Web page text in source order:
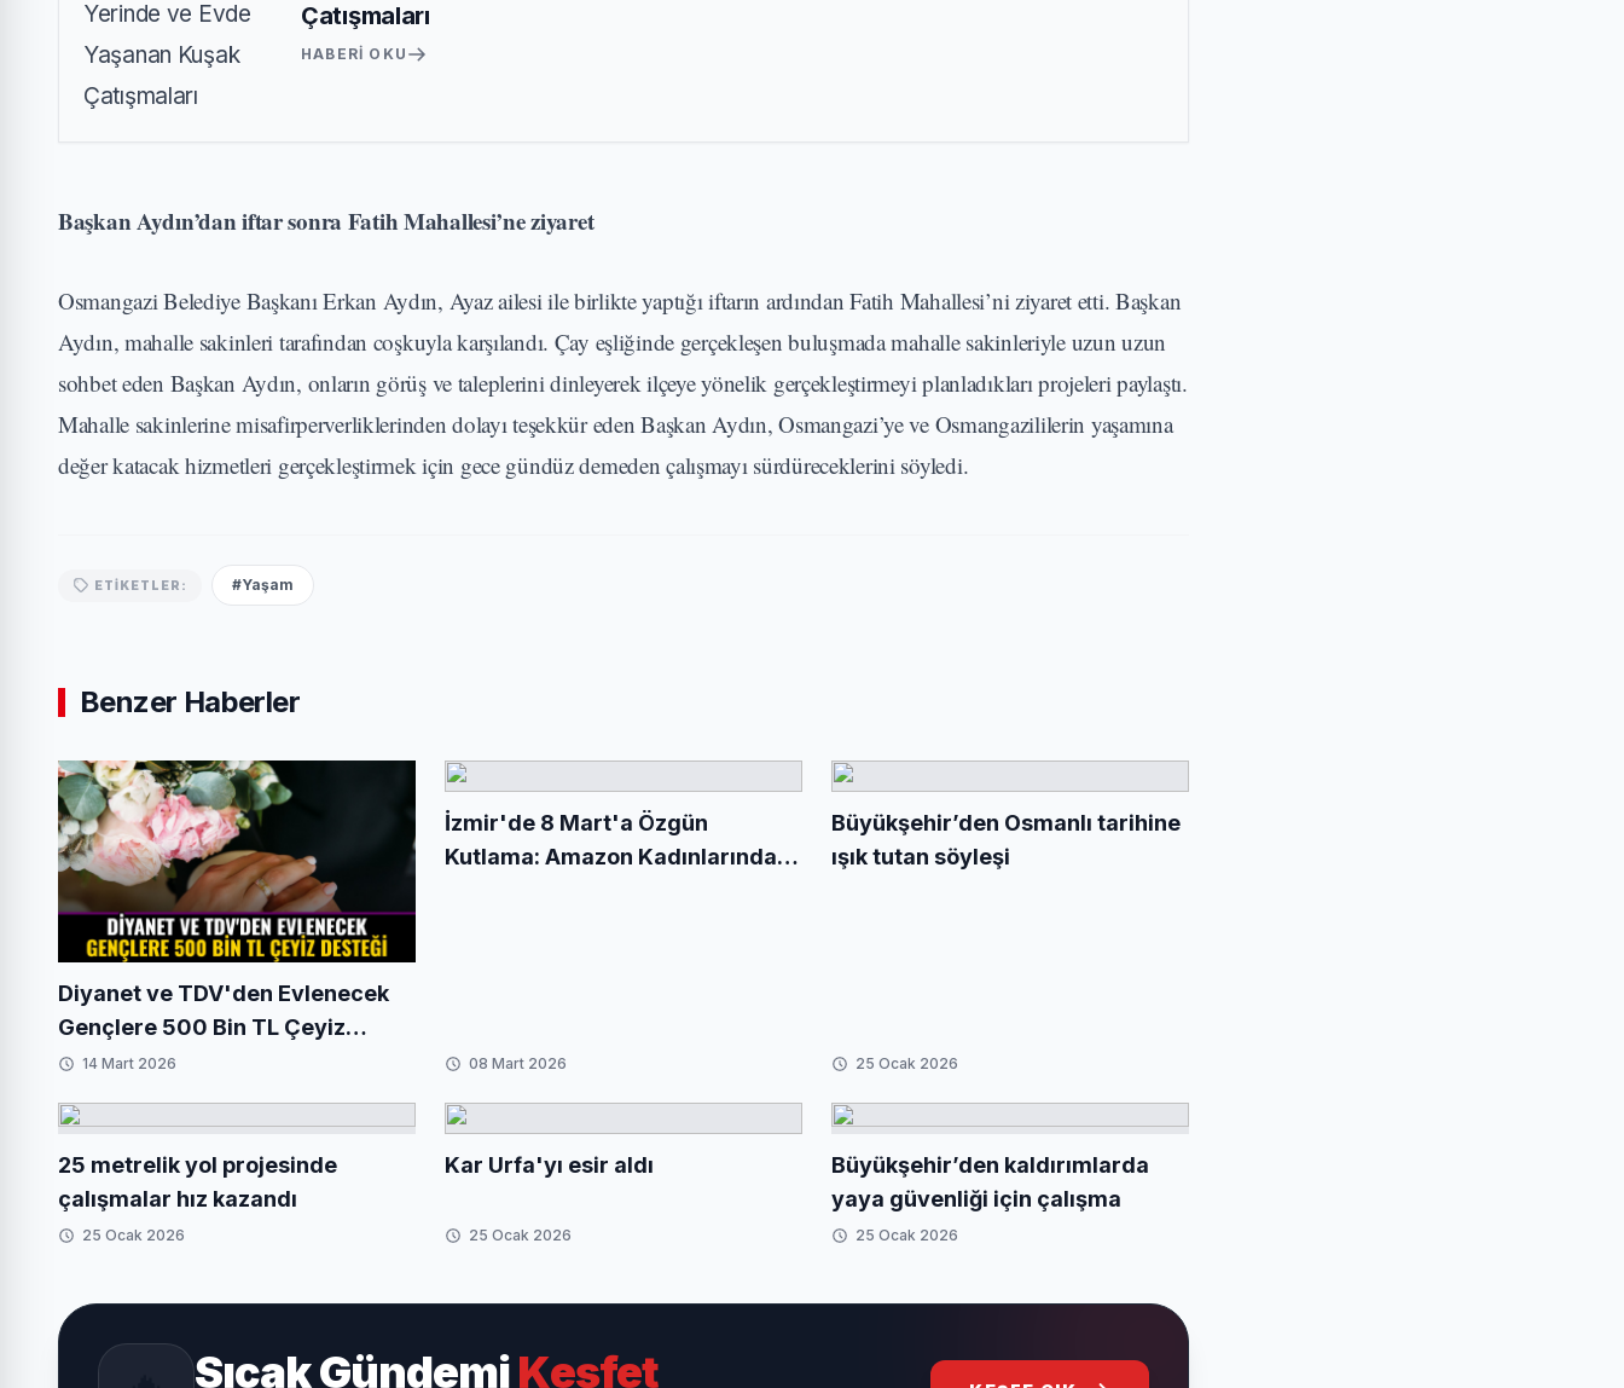
Çatışmaları
HABERI OKU
Başkan Aydın’dan iftar sonra Fatih Mahallesi’ne ziyaret
Osmangazi Belediye Başkanı Erkan Aydın, Ayaz ailesi ile birlikte yaptığı iftarın ardından Fatih Mahallesi’ni ziyaret etti. Başkan
Aydın, mahalle sakinleri tarafından coşkuyla karşılandı. Çay eşliğinde gerçekleşen buluşmada mahalle sakinleriyle uzun uzun
sohbet eden Başkan Aydın, onların görüş ve taleplerini dinleyerek ilçeye yönelik gerçekleştirmeyi planladıkları projeleri paylaştı.
Mahalle sakinlerine misafirperverliklerinden dolayı teşekkür eden Başkan Aydın, Osmangazi’ye ve Osmangazililerin yaşamına
değer katacak hizmetleri gerçekleştirmek için gece gündüz demeden çalışmayı sürdüreceklerini söyledi.
ETIKETLER: #Yaşam
Benzer Haberler
Diyanet ve TDV'den Evlenecek
Gençlere 500 Bin TL Çeyiz
Desteği
14 Mart 2026
İzmir'de 8 Mart'a Özgün
Kutlama: Amazon Kadınlarından
08 Mart 2026
Büyükşehir’den Osmanlı tarihine
ışık tutan söyleşi
25 Ocak 2026
25 metrelik yol projesinde
çalışmalar hız kazandı
25 Ocak 2026
Kar Urfa'yı esir aldı
25 Ocak 2026
Büyükşehir’den kaldırımlarda
yaya güvenliği için çalışma
25 Ocak 2026
Sıcak GündemiKeşfet